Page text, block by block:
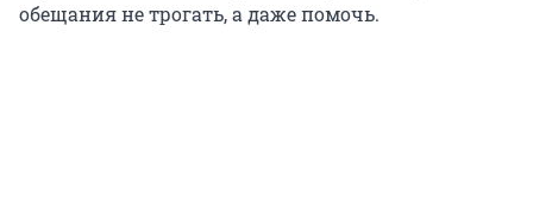
обещания не трогать, а даже помочь.